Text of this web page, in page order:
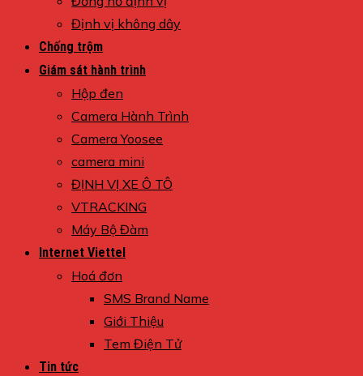
Định vị không dây
Chống trộm
Giám sát hành trình
Hộp đen
Camera Hành Trình
Camera Yoosee
camera mini
ĐỊNH VỊ XE Ô TÔ
VTRACKING
Máy Bộ Đàm
Internet Viettel
Hoá đơn
SMS Brand Name
Giới Thiệu
Tem Điện Tử
Tin tức